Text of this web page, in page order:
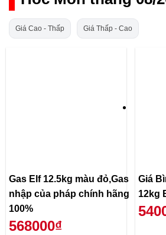
Giá Cao - Thấp Giá Thấp - Cao
Gas Elf 12.5kg màu đỏ,Gas
nhập của pháp chính hãng
100%
568000₫
Giá
12kg